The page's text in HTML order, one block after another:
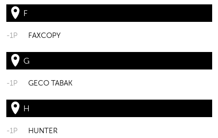
F
-1P FAXCOPY
G
-1P GECO TABAK
H
-1P HUNTER